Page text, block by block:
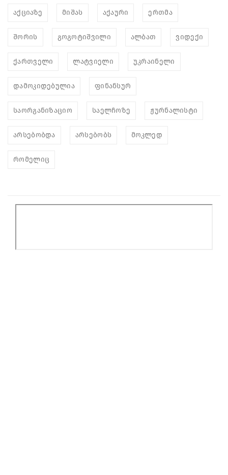
აქციაზე მიშას აქაური ერთმა
შორის გოგოტიშვილი ალბათ ვიდექი
ქართველი ლატვიელი უკრაინელი
დამოკიდებულია ფინანსურ
საორგანიზაციო საელჩოზე ჟურნალისტი
არსებობდა არსებობს მოკლედ
რომელიც